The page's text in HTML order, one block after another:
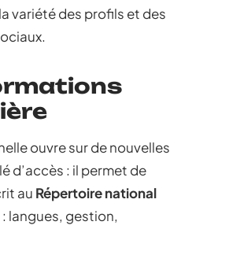
variété des profils et des
ouvre sur de nouvelles
d’accès : il permet de
au Répertoire national
langues, gestion,